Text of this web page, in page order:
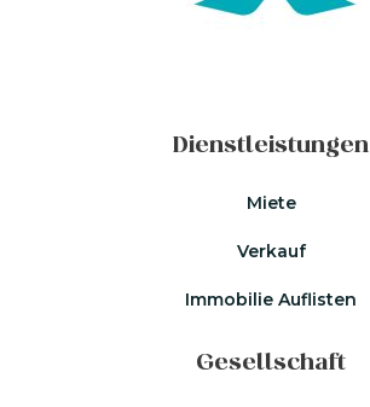
Dienstleistungen
Miete
Verkauf
Immobilie Auflisten
Gesellschaft